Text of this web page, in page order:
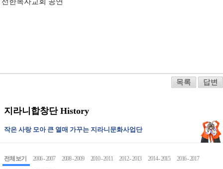
목록 답변
지라니합창단 History
작은 사랑 모아 큰 열매 가꾸는 지라니문화사업단
전체 보기 2006 - 2007 2008 - 2009 2010 - 2011 2012 - 2013 2014 - 2015 2016 - 2017